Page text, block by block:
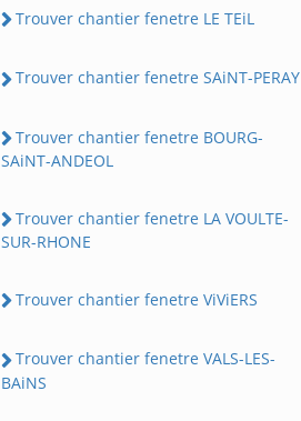
Trouver chantier fenetre LE TEiL
Trouver chantier fenetre SAiNT-PERAY
Trouver chantier fenetre BOURG-
SAiNT-ANDEOL
Trouver chantier fenetre LA VOULTE-
SUR-RHONE
Trouver chantier fenetre ViViERS
Trouver chantier fenetre VALS-LES-
BAiNS